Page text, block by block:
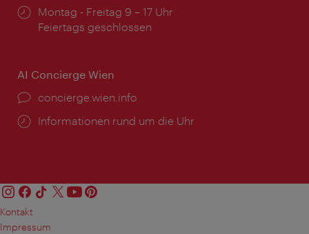
Öffnungszeiten:
Montag - Freitag 9 – 17 Uhr
Feiertags geschlossen
AI Concierge Wien
Ort:
concierge.wien.info
Öffnungszeiten:
Informationen rund um die Uhr
Kontakt
Impressum